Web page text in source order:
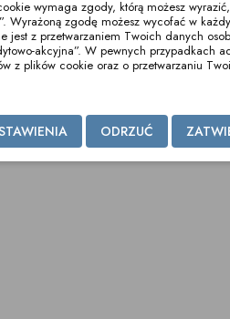
wymaga zgody, którą możesz
Wyrażoną zgodę możesz wycofać w
jest z przetwarzaniem Twoich danych
akcyjna”. W pewnych przypadkach
z plików cookie oraz o przetwarzaniu
ODRZUĆ